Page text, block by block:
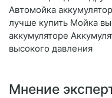
Автомойка
лучше купить Мойка
аккумуляторе
высокого давления
Мнение